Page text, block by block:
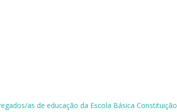
as de educação da Escola Básica Constituição